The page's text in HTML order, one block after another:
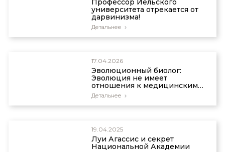
Профессор Йельского
университета отрекается от
дарвинизма!
Детальнее
17.04.2026
Эволюционный биолог:
Эволюция не имеет
отношения к медицинским
исследованиям
Детальнее
19.04.2025
Луи Агассис и секрет
Национальной Академии